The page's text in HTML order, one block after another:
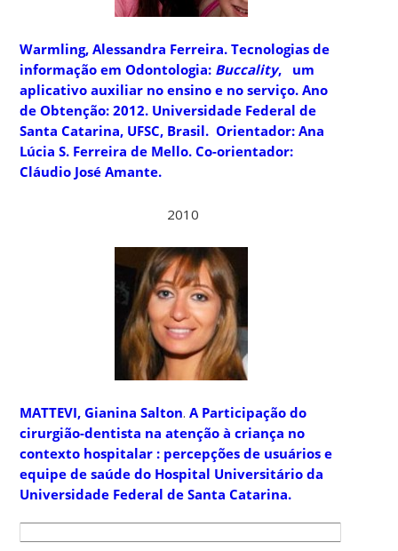
Warmling, Alessandra Ferreira. Tecnologias de
informação em Odontologia: Buccality, um
aplicativo auxiliar no ensino e no serviço. Ano
de Obtenção: 2012. Universidade Federal de
Santa Catarina, UFSC, Brasil. Orientador: Ana
Lúcia S. Ferreira de Mello. Co-orientador:
Cláudio José Amante.
2010
MATTEVI, Gianina Salton.A Participação do
cirurgião-dentista na atenção à criança no
contexto hospitalar : percepções de usuários e
equipe de saúde do Hospital Universitário da
Universidade Federal de Santa Catarina.